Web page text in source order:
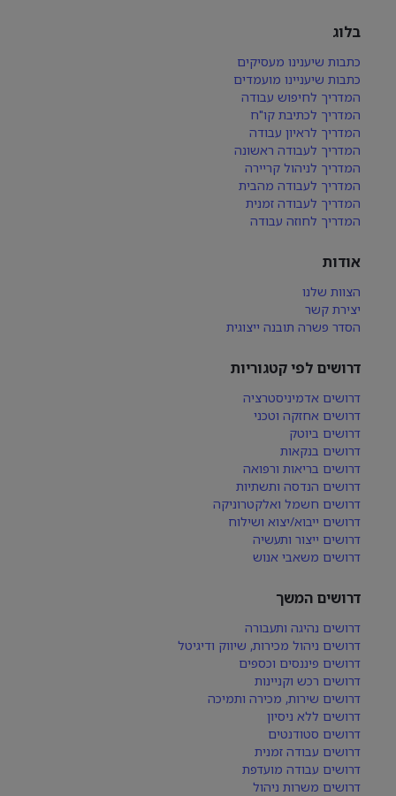
בלוג
כתבות שיענינו מעסיקים
כתבות שיעניינו מועמדים
המדריך לחיפוש עבודה
המדריך לכתיבת קו"ח
המדריך לראיון עבודה
המדריך לעבודה ראשונה
המדריך לניהול קריירה
המדריך לעבודה מהבית
המדריך לעבודה זמנית
המדריך לחוזה עבודה
אודות
הצוות שלנו
יצירת קשר
הסדר פשרה תובנה ייצוגית
דרושים לפי קטגוריות
דרושים אדמיניסטרציה
דרושים אחזקה וטכני
דרושים ביוטק
דרושים בנקאות
דרושים בריאות ורפואה
דרושים הנדסה ותשתיות
דרושים חשמל ואלקטרוניקה
דרושים ייבוא/יצוא ושילוח
דרושים ייצור ותעשיה
דרושים משאבי אנוש
דרושים המשך
דרושים נהיגה ותעבורה
דרושים ניהול מכירות, שיווק ודיגיטל
דרושים פיננסים וכספים
דרושים רכש וקניינות
דרושים שירות, מכירה ותמיכה
דרושים ללא ניסיון
דרושים סטודנטים
דרושים עבודה זמנית
דרושים עבודה מועדפת
דרושים משרות ניהול